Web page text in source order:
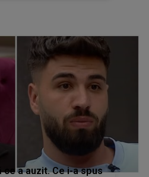
ce a auzit. Ce i-a spus